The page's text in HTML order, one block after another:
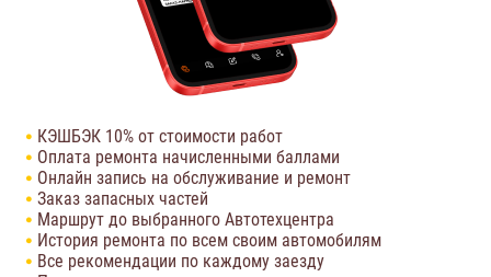
КЭШБЭК 10% от стоимости работ
Оплата ремонта начисленными баллами
Онлайн запись на обслуживание и ремонт
Заказ запасных частей
Маршрут до выбранного Автотехцентра
История ремонта по всем своим автомобилям
Все рекомендации по каждому заезду